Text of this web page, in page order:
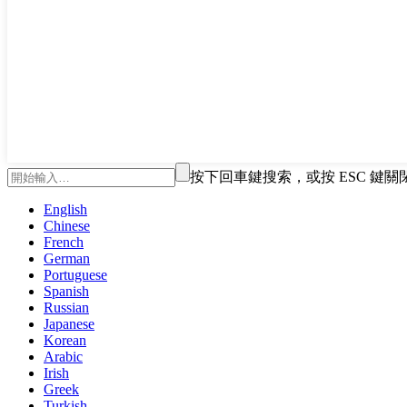
按下回車鍵搜索，或按 ESC 鍵關
English
Chinese
French
German
Portuguese
Spanish
Russian
Japanese
Korean
Arabic
Irish
Greek